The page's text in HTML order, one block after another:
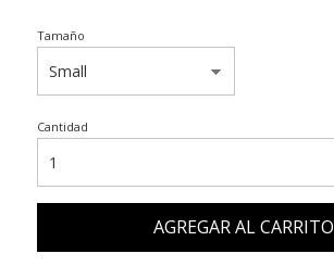
Tamaño
Cantidad
AGREGAR AL CARRITO